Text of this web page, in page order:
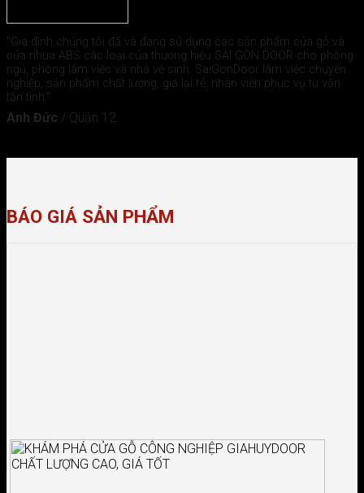
"Gia đình chúng tôi đã và đang sử dụng các sản phẩm cửa gỗ và
cửa nhựa ABS các loại của thương hiệu SÀI GÒN DOOR cho phòng
ngủ, phòng làm việc và nhà vệ sinh. SaiGonDoor làm việc chuyên
nghiệp, sản phẩm chất lượng, giá lại rẻ, nhân viên phục vụ tư vấn
tận tình."
Anh Đức / Quận 12
BÁO GIÁ SẢN PHẨM